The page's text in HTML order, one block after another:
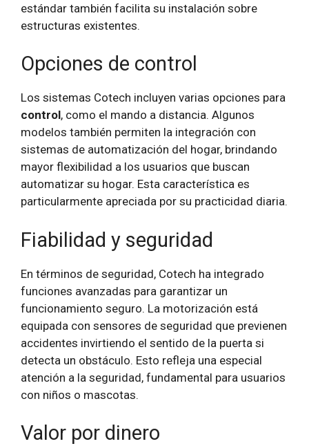
estándar también facilita su instalación sobre
estructuras existentes.
Opciones de control
Los sistemas Cotech incluyen varias opciones para
control, como el mando a distancia. Algunos
modelos también permiten la integración con
sistemas de automatización del hogar, brindando
mayor flexibilidad a los usuarios que buscan
automatizar su hogar. Esta característica es
particularmente apreciada por su practicidad diaria.
Fiabilidad y seguridad
En términos de seguridad, Cotech ha integrado
funciones avanzadas para garantizar un
funcionamiento seguro. La motorización está
equipada con sensores de seguridad que previenen
accidentes invirtiendo el sentido de la puerta si
detecta un obstáculo. Esto refleja una especial
atención a la seguridad, fundamental para usuarios
con niños o mascotas.
Valor por dinero